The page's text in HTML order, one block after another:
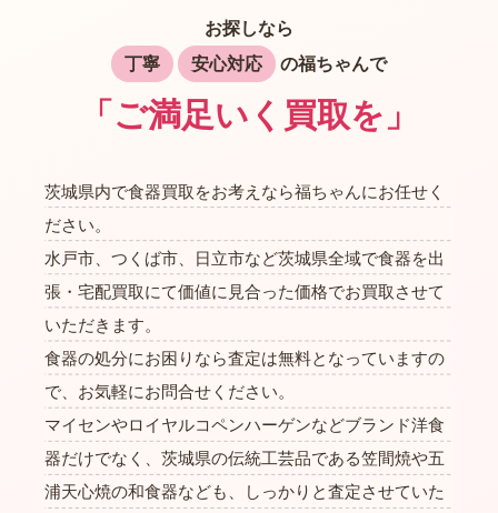
お探しなら
丁寧
安心対応 の福ちゃんで
「ご満足いく買取を」
茨城県内で食器買取をお考えなら福ちゃんにお任せく
ださい。
水戸市、つくば市、日立市など茨城県全域で食器を出
張・宅配買取にて価値に見合った価格でお買取させて
いただきます。
食器の処分にお困りなら査定は無料となっていますの
で、お気軽にお問合せください。
マイセンやロイヤルコペンハーゲンなどブランド洋食
器だけでなく、茨城県の伝統工芸品である笠間焼や五
浦天心焼の和食器なども、しっかりと査定させていた